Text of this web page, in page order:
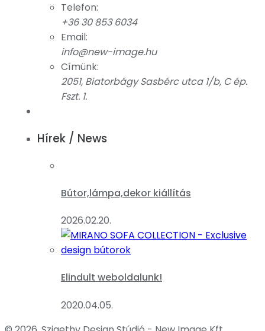
Telefon:
+36 30 853 6034
Email:
info@new-image.hu
Címünk:
2051, Biatorbágy Sasbérc utca 1/b, C ép.
Fszt. 1.
Hírek / News
Bútor,lámpa,dekor kiállítás
2026.02.20.
Elindult weboldalunk!
2020.04.05.